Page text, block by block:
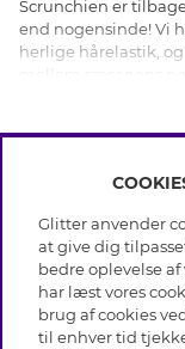
Scrunchien er
end nogensinde! Vi
herlige hårelastik,
til enkle ensfarvede
håret efter din egen
Glitter anvender
at give dig
bedre oplevelse
har læst vores
brug af cookies
til enhver tid